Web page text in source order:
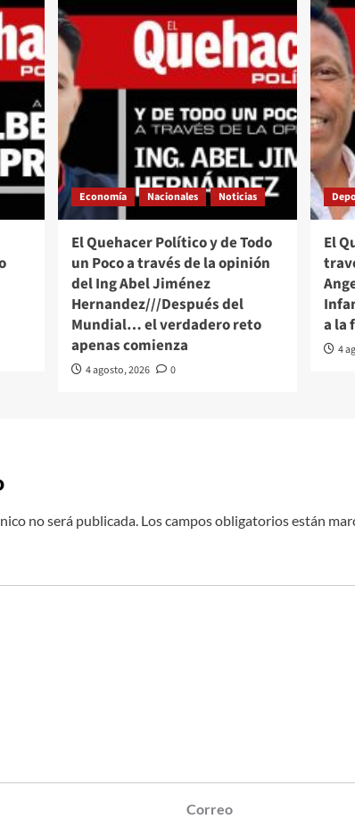
Economía Nacionales Noticias
El Quehacer Político y de Todo
un Poco a través de la opinión
del Ing Abel Jiménez
Hernandez///Después del
Mundial… el verdadero reto
apenas comienza
4 agosto, 2026 0
El
a la
4
no será publicada. Los campos obligatorios están
Correo